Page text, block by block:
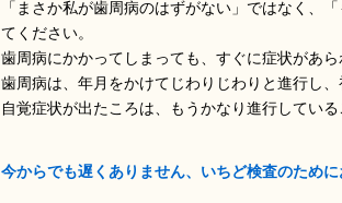
「まさか私が歯周病のはずがない」ではなく、
てください。
歯周病にかかってしまっても、すぐに症状があら
歯周病は、年月をかけてじわりじわりと進行し、
自覚症状が出たころは、もうかなり進行している
今からでも遅くありません、いちど検査のため